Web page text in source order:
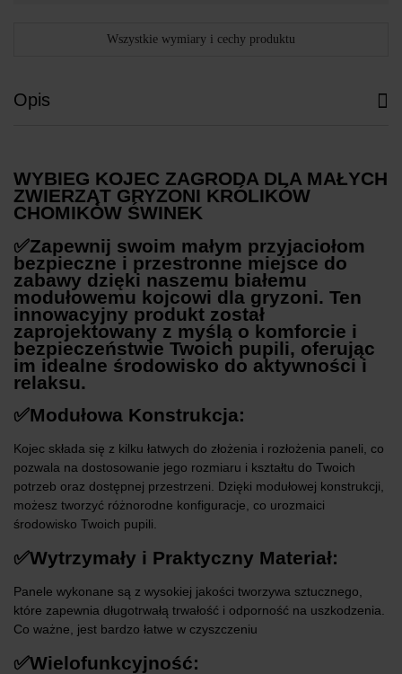
Wszystkie wymiary i cechy produktu
Opis
WYBIEG KOJEC ZAGRODA DLA MAŁYCH
ZWIERZĄT GRYZONI KRÓLIKÓW
CHOMIKÓW ŚWINEK
✅Zapewnij swoim małym przyjaciołom
bezpieczne i przestronne miejsce do
zabawy dzięki naszemu białemu
modułowemu kojcowi dla gryzoni. Ten
innowacyjny produkt został
zaprojektowany z myślą o komforcie i
bezpieczeństwie Twoich pupili, oferując
im idealne środowisko do aktywności i
relaksu.
✅Modułowa Konstrukcja:
Kojec składa się z kilku łatwych do złożenia i rozłożenia paneli, co
pozwala na dostosowanie jego rozmiaru i kształtu do Twoich
potrzeb oraz dostępnej przestrzeni. Dzięki modułowej konstrukcji,
możesz tworzyć różnorodne konfiguracje, co urozmaici
środowisko Twoich pupili.
✅Wytrzymały i Praktyczny Materiał:
Panele wykonane są z wysokiej jakości tworzywa sztucznego,
które zapewnia długotrwałą trwałość i odporność na uszkodzenia.
Co ważne, jest bardzo łatwe w czyszczeniu
✅Wielofunkcyjność: